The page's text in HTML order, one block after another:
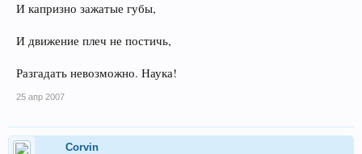
И капризно зажатые губы,
И движение плеч не постичь,
Разгадать невозможно. Наука!
25 апр 2007
Corvin